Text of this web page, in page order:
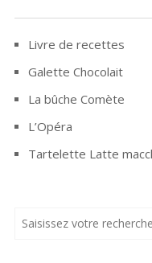
Livre de recettes
Galette Chocolait
La bûche Comète
L’Opéra
Tartelette Latte